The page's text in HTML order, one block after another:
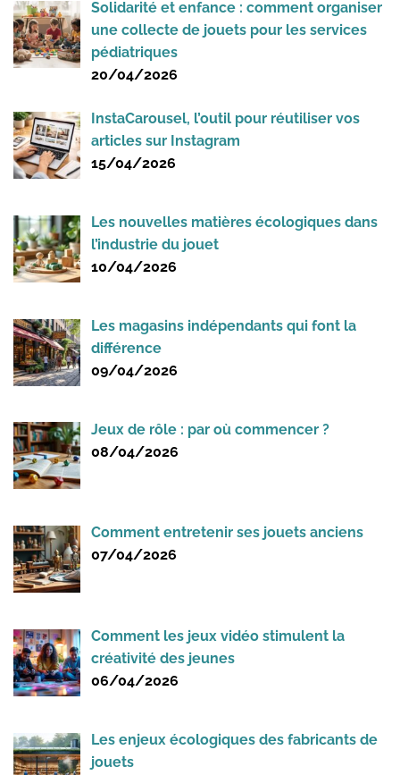
Solidarité et enfance : comment organiser
une collecte de jouets pour les services
pédiatriques
20/04/2026
InstaCarousel, l’outil pour réutiliser vos
articles sur Instagram
15/04/2026
Les nouvelles matières écologiques dans
l’industrie du jouet
10/04/2026
Les magasins indépendants qui font la
différence
09/04/2026
Jeux de rôle : par où commencer ?
08/04/2026
Comment entretenir ses jouets anciens
07/04/2026
Comment les jeux vidéo stimulent la
créativité des jeunes
06/04/2026
Les enjeux écologiques des fabricants de
jouets